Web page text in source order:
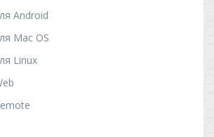
Android
Mac OS
Linux